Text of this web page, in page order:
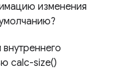
изменения
calc-size()